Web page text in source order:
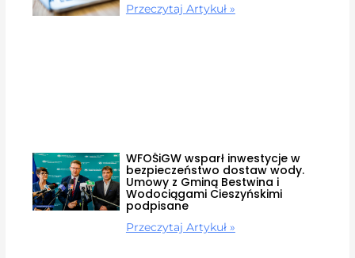
Przeczytaj Artykuł »
WFOŚiGW wsparł inwestycje w
bezpieczeństwo dostaw wody.
Umowy z Gminą Bestwina i
Wodociągami Cieszyńskimi
podpisane
Przeczytaj Artykuł »